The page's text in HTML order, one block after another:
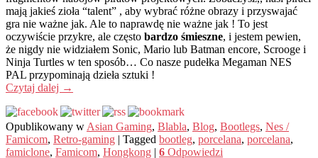
mają jakieś zioła “talent” , aby wybrać różne obrazy i przyswajać
gra nie ważne jak. Ale to naprawdę nie ważne jak ! To jest
oczywiście przykre, ale często bardzo śmieszne, i jestem pewien,
że nigdy nie widziałem Sonic, Mario lub Batman encore, Scrooge i
Ninja Turtles w ten sposób… Co nasze pudełka Megaman NES
PAL przypominają dzieła sztuki !
Czytaj dalej →
Opublikowany w Asian Gaming, Blabla, Blog, Bootlegs, Nes /
Famicom, Retro-gaming | Tagged bootleg, porcelana, porcelana,
famiclone, Famicom, Hongkong | 6 Odpowiedzi